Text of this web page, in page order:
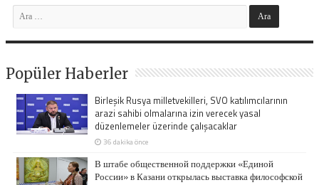
Popüler Haberler
Birleşik Rusya milletvekilleri, SVO katılımcılarının
arazi sahibi olmalarına izin verecek yasal
düzenlemeler üzerinde çalışacaklar
36 dakika önce
В штабе общественной поддержки «Единой
России» в Казани открылась выставка философской